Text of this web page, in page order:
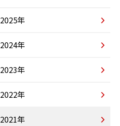
2025年
2024年
2023年
2022年
2021年